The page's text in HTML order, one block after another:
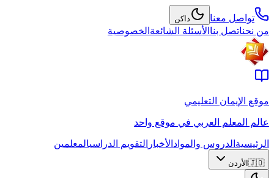
تواصل معنا داكن
من نحناتصل بنا الأسئلة الشائعة الخصوصية
موقع الإيمان التعليمي
عالم المعلم العربي في موقع واحد
الرئيسية الدروس والمواد الأخبار التقويم الدراسيالمعلمين
🇯🇴 الأردن